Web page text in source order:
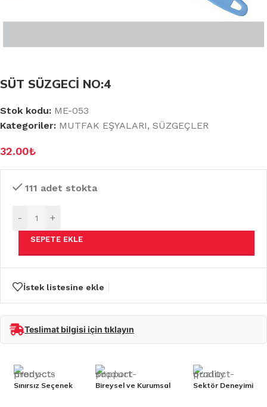
SÜT SÜZGECİ NO:4
Stok kodu: ME-053
Kategoriler: MUTFAK EŞYALARI, SÜZGEÇLER
32.00₺
111 adet stokta
- +
SEPETE EKLE
İstek listesine ekle
Teslimat bilgisi için tıklayın
Sınırsız Seçenek Bireysel ve Kurumsal Sektör Deneyimi